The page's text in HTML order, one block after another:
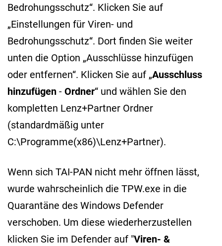
Bedrohungsschutz“. Klicken Sie auf
„Einstellungen für Viren- und
Bedrohungsschutz“. Dort finden Sie weiter
unten die Option „Ausschlüsse hinzufügen
oder entfernen“. Klicken Sie auf „Ausschluss
hinzufügen - Ordner“ und wählen Sie den
kompletten Lenz+Partner Ordner
(standardmäßig unter
C:\Programme(x86)\Lenz+Partner).
Wenn sich TAI-PAN nicht mehr öffnen lässt,
wurde wahrscheinlich die TPW.exe in die
Quarantäne des Windows Defender
verschoben. Um diese wiederherzustellen
klicken Sie im Defender auf "Viren- &